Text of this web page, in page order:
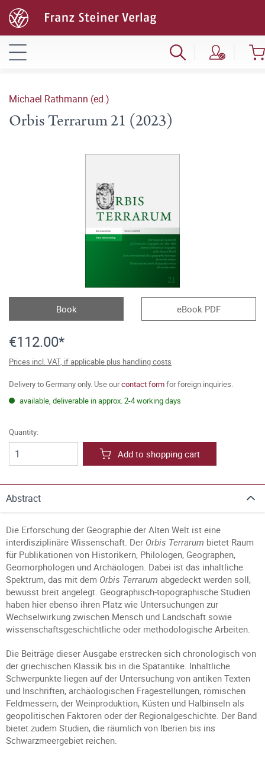
Michael Rathmann (ed.)
Orbis Terrarum 21 (2023)
Book eBook PDF
€112.00*
Prices incl. VAT, if applicable plus handling costs
Delivery to Germany only. Use ourcontact formfor foreign inquiries.
available, deliverable in approx. 2-4 working days
Quantity:
Add to shopping cart
Abstract
Die Erforschung der Geographie der Alten Welt ist eine
interdisziplinäre Wissenschaft. Der Orbis Terrarum bietet Raum
für Publikationen von Historikern, Philologen, Geographen,
Geomorphologen und Archäologen. Dabei ist das inhaltliche
Spektrum, das mit dem Orbis Terrarum abgedeckt werden soll,
bewusst breit angelegt. Geographisch-topographische Studien
haben hier ebenso ihren Platz wie Untersuchungen zur
Wechselwirkung zwischen Mensch und Landschaft sowie
wissenschaftsgeschichtliche oder methodologische Arbeiten.
Die Beiträge dieser Ausgabe erstrecken sich chronologisch von
der griechischen Klassik bis in die Spätantike. Inhaltliche
Schwerpunkte liegen auf der Untersuchung von antiken Texten
und Inschriften, archäologischen Fragestellungen, römischen
Feldmessern, der Weinproduktion, Küsten und Halbinseln als
geopolitischen Faktoren oder der Regionalgeschichte. Der Band
bietet zudem Studien, die räumlich von Iberien bis ins
Schwarzmeergebiet reichen.